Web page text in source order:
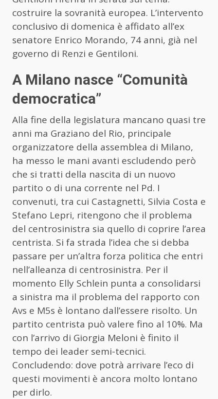
costruire la sovranità europea. L’intervento
conclusivo di domenica è affidato all’ex
senatore Enrico Morando, 74 anni, già nel
governo di Renzi e Gentiloni.
A Milano nasce “Comunità
democratica”
Alla fine della legislatura mancano quasi tre
anni ma Graziano del Rio, principale
organizzatore della assemblea di Milano,
ha messo le mani avanti escludendo però
che si tratti della nascita di un nuovo
partito o di una corrente nel Pd. I
convenuti, tra cui Castagnetti, Silvia Costa e
Stefano Lepri, ritengono che il problema
del centrosinistra sia quello di coprire l’area
centrista. Si fa strada l’idea che si debba
passare per un’altra forza politica che entri
nell’alleanza di centrosinistra. Per il
momento Elly Schlein punta a consolidarsi
a sinistra ma il problema del rapporto con
Avs e M5s è lontano dall’essere risolto. Un
partito centrista può valere fino al 10%. Ma
con l’arrivo di Giorgia Meloni è finito il
tempo dei leader semi-tecnici.
Concludendo: dove potrà arrivare l’eco di
questi movimenti è ancora molto lontano
per dirlo.